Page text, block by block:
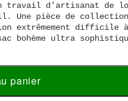
travail d'artisanat de
Une pièce de collection
extrêmement difficile
bohème ultra
panier